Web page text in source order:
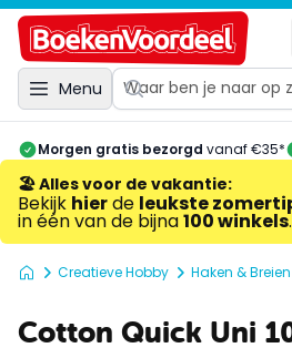
Menu
Morgen gratis bezorgd vanaf €35*
🏖️ Alles voor de vakantie:
Bekijk hierde leukste
in één van de bijna100 winkels.
Creatieve Hobby Haken & Breien
Cotton Quick Uni